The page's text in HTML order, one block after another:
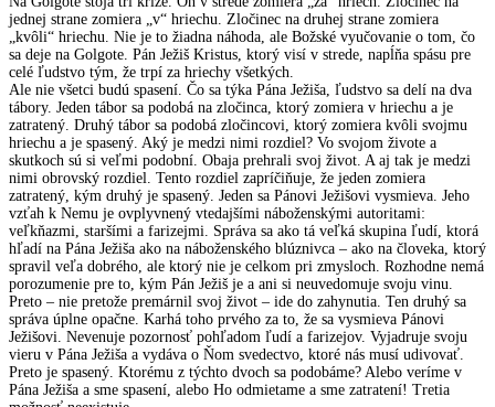
jednej strane zomiera „v“ hriechu. Zločinec na druhej strane zomiera
„kvôli“ hriechu. Nie je to žiadna náhoda, ale Božské vyučovanie o tom, čo
sa deje na Golgote. Pán Ježiš Kristus, ktorý visí v strede, napĺňa spásu pre
celé ľudstvo tým, že trpí za hriechy všetkých.
Ale nie všetci budú spasení. Čo sa týka Pána Ježiša, ľudstvo sa delí na dva
tábory. Jeden tábor sa podobá na zločinca, ktorý zomiera v hriechu a je
zatratený. Druhý tábor sa podobá zločincovi, ktorý zomiera kvôli svojmu
hriechu a je spasený. Aký je medzi nimi rozdiel? Vo svojom živote a
skutkoch sú si veľmi podobní. Obaja prehrali svoj život. A aj tak je medzi
nimi obrovský rozdiel. Tento rozdiel zapríčiňuje, že jeden zomiera
zatratený, kým druhý je spasený. Jeden sa Pánovi Ježišovi vysmieva. Jeho
vzťah k Nemu je ovplyvnený vtedajšími náboženskými autoritami:
veľkňazmi, staršími a farizejmi. Správa sa ako tá veľká skupina ľudí, ktorá
hľadí na Pána Ježiša ako na náboženského blúznivca – ako na človeka, ktorý
spravil veľa dobrého, ale ktorý nie je celkom pri zmysloch. Rozhodne nemá
porozumenie pre to, kým Pán Ježiš je a ani si neuvedomuje svoju vinu.
Preto – nie pretože premárnil svoj život – ide do zahynutia. Ten druhý sa
správa úplne opačne. Karhá toho prvého za to, že sa vysmieva Pánovi
Ježišovi. Nevenuje pozornosť pohľadom ľudí a farizejov. Vyjadruje svoju
vieru v Pána Ježiša a vydáva o Ňom svedectvo, ktoré nás musí udivovať.
Preto je spasený. Ktorému z týchto dvoch sa podobáme? Alebo veríme v
Pána Ježiša a sme spasení, alebo Ho odmietame a sme zatratení! Tretia